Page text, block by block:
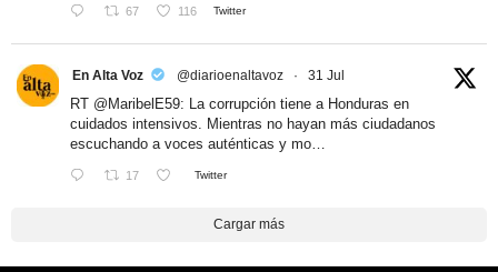
67 116 Twitter
En Alta Voz @diarioenaltavoz · 31 Jul
RT @MaribelE59: La corrupción tiene a Honduras en
cuidados intensivos. Mientras no hayan más ciudadanos
escuchando a voces auténticas y mo…
17 Twitter
Cargar más